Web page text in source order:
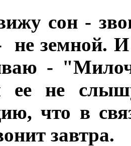
сон -
не земной.
-
ее не
что в
завтра.